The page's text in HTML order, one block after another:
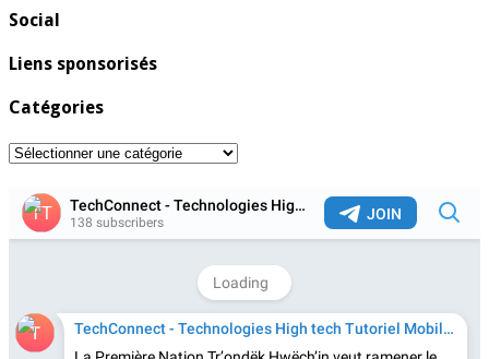
Social
Liens sponsorisés
Catégories
Catégories